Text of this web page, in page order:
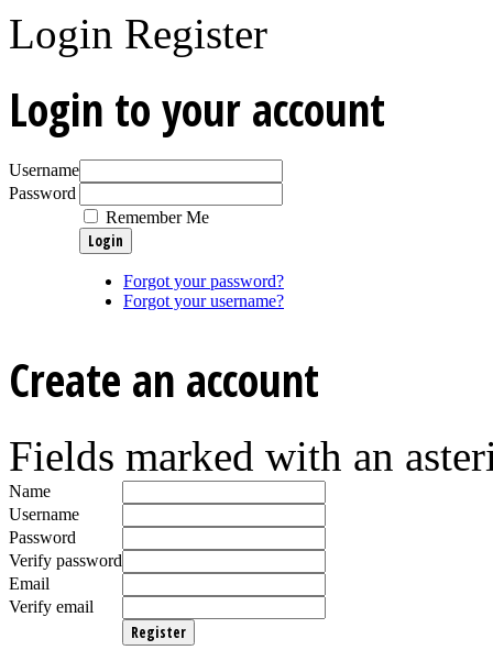
Login Register
Login to your account
Username
Password
Remember Me
Forgot your password?
Forgot your username?
Create an account
Fields marked with an
Name
Username
Password
Verify password
Email
Verify email
Register